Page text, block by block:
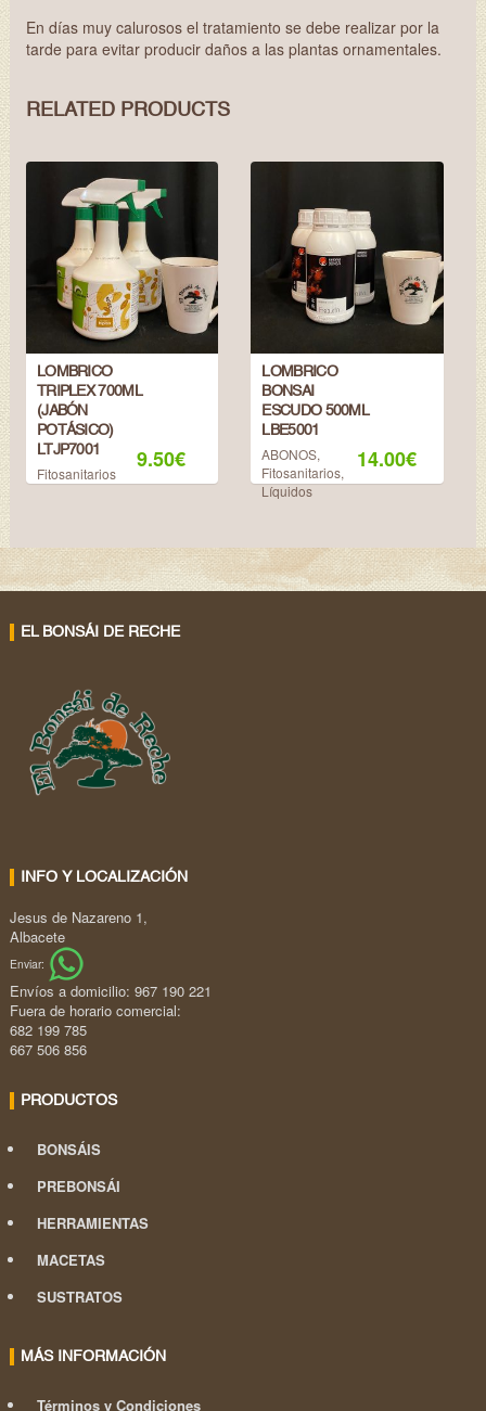
En días muy calurosos el tratamiento se debe realizar por la
tarde para evitar producir daños a las plantas ornamentales.
RELATED PRODUCTS
LOMBRICO
TRIPLEX 700ML
(JABÓN
POTÁSICO)
LTJP7001
Fitosanitarios
9.50€
LOMBRICO
BONSAI
ESCUDO 500ML
LBE5001
ABONOS,
Fitosanitarios,
Líquidos
14.00€
EL BONSÁI DE RECHE
INFO Y LOCALIZACIÓN
Jesus de Nazareno 1,
Albacete
Enviar:
Envíos a domicilio: 967 190 221
Fuera de horario comercial:
682 199 785
667 506 856
PRODUCTOS
BONSÁIS
PREBONSÁI
HERRAMIENTAS
MACETAS
SUSTRATOS
MÁS INFORMACIÓN
Términos y Condiciones